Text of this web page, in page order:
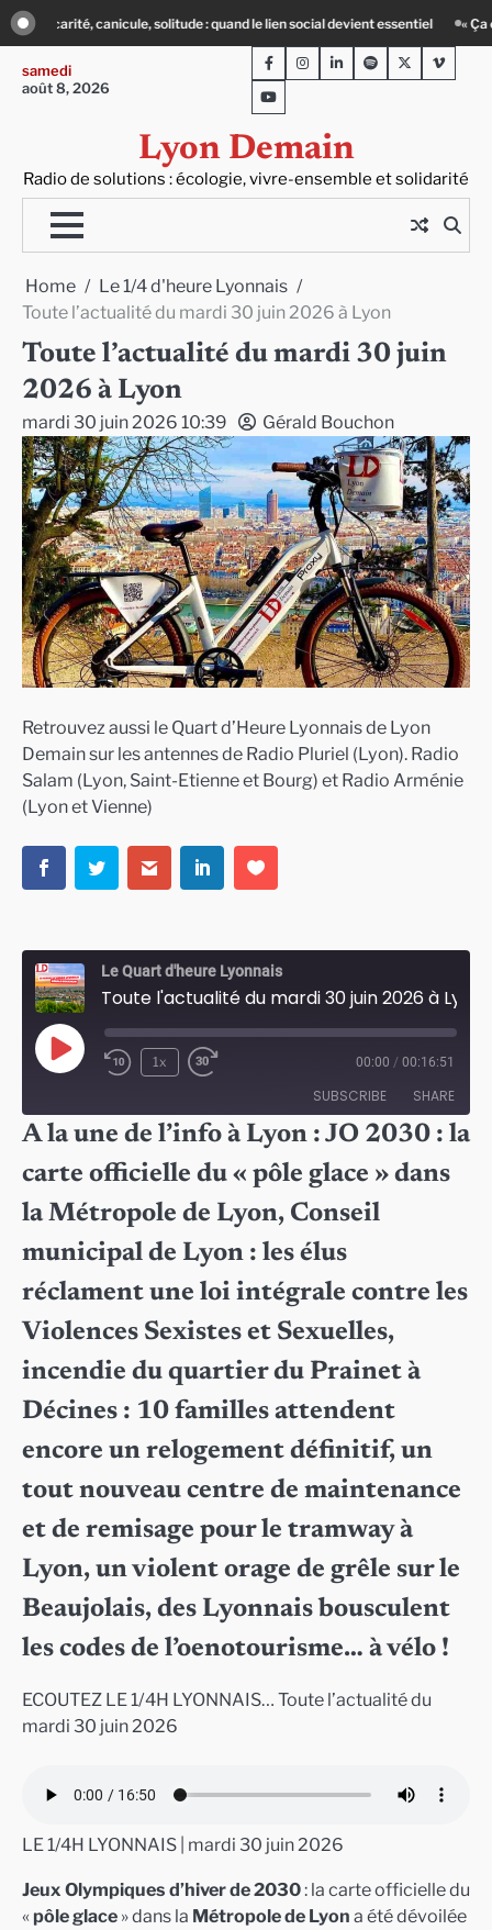
Skip
to
content
essentiel « Ça chauffe » : des acteurs du batiment face au défi
samedi
août 8, 2026
Lyon Demain
Radio de solutions : écologie, vivre-ensemble et solidarité
FacebookInstagram
LinkedInSpotifyTwitterViméo
Youtube
Home
Le 1/4 d'heure Lyonnais
Toute l’actualité du mardi 30 juin 2026 à Lyon
Toute l’actualité du mardi 30 juin
2026 à Lyon
mardi 30 juin 2026 10:39 Gérald Bouchon
Retrouvez aussi le Quart d’Heure Lyonnais de Lyon
Demain sur les antennes de Radio Pluriel (Lyon). Radio
Salam (Lyon, Saint-Etienne et Bourg) et Radio Arménie
(Lyon et Vienne)
Le Quart d'heure Lyonnais
Toute l'actualité du mardi 30 juin 2026 à Lyon
Play
1x 00:00 / 00:16:51
SUBSCRIBE SHARE
RSS FEED
LINK
EMBED
A la une de l’info à Lyon : JO 2030 : la
carte officielle du « pôle glace » dans
la Métropole de Lyon, Conseil
municipal de Lyon : les élus
réclament une loi intégrale contre les
Violences Sexistes et Sexuelles,
incendie du quartier du Prainet à
Décines : 10 familles attendent
encore un relogement définitif, un
tout nouveau centre de maintenance
et de remisage pour le tramway à
Lyon, un violent orage de grêle sur le
Beaujolais, des Lyonnais bousculent
les codes de l’oenotourisme… à vélo !
ECOUTEZ LE 1/4H LYONNAIS… Toute l’actualité du
mardi 30 juin 2026
LE 1/4H LYONNAIS | mardi 30 juin 2026
Jeux Olympiques d’hiver de 2030: la carte officielle du
« pôle glace » dans la Métropole de Lyon a été dévoilée